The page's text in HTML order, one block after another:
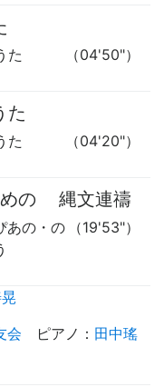
（04'50"）
た
た
（04'20"）
た
めの 縄文連禱
（19'53"）
あの・の
会 ピアノ ： 田中瑤